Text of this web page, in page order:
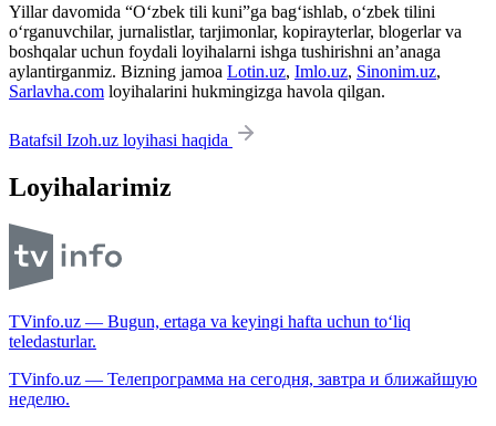
Yillar davomida “O‘zbek tili kuni”ga bag‘ishlab, o‘zbek tilini
o‘rganuvchilar, jurnalistlar, tarjimonlar, kopirayterlar, blogerlar va
boshqalar uchun foydali loyihalarni ishga tushirishni an’anaga
aylantirganmiz. Bizning jamoa Lotin.uz, Imlo.uz, Sinonim.uz,
Sarlavha.com loyihalarini hukmingizga havola qilgan.
Batafsil Izoh.uz loyihasi haqida
Loyihalarimiz
TVinfo.uz — Bugun, ertaga va keyingi hafta uchun to‘liq
teledasturlar.
TVinfo.uz — Телепрограмма на сегодня, завтра и ближайшую
неделю.